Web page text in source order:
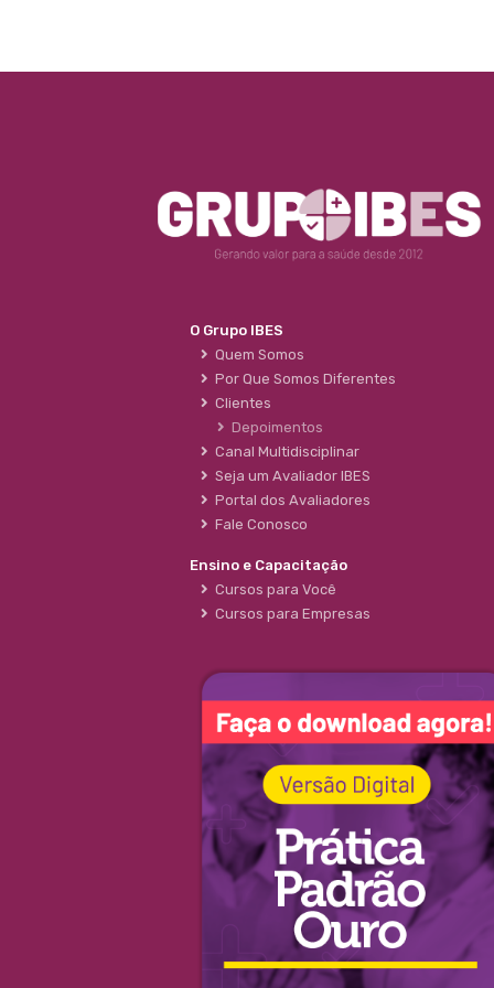
O Grupo IBES
Quem Somos
Por Que Somos Diferentes
Clientes
Depoimentos
Canal Multidisciplinar
Seja um Avaliador IBES
Portal dos Avaliadores
Fale Conosco
Ensino e Capacitação
Cursos para Você
Cursos para Empresas